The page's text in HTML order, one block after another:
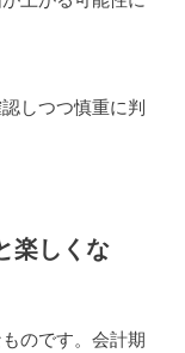
しつつ慎重に判
楽しくな
のです。会計期